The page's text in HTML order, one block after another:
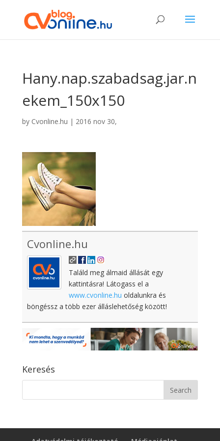
Hany.nap.szabadsag.jar.n
ekem_150x150
by Cvonline.hu | 2016 nov 30,
Cvonline.hu
Találd meg álmaid állását egy
kattintásra! Látogass el a
www.cvonline.hu oldalunkra és
böngéssz a több ezer álláslehetőség között!
Keresés